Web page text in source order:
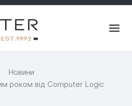
Новини
роком від Computer Logic